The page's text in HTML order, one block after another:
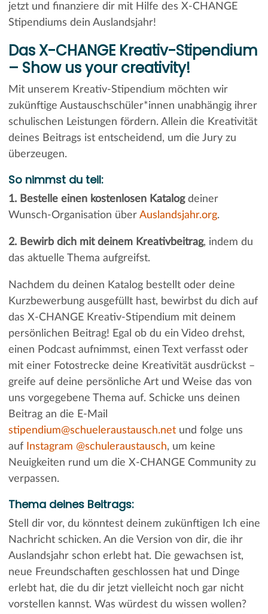
jetzt und finanziere dir mit Hilfe des X-CHANGE
Stipendiums dein Auslandsjahr!
Das X-CHANGE Kreativ-Stipendium
– Show us your creativity!
Mit unserem Kreativ-Stipendium möchten wir
zukünftige Austauschschüler*innen unabhängig ihrer
schulischen Leistungen fördern. Allein die Kreativität
deines Beitrags ist entscheidend, um die Jury zu
überzeugen.
So nimmst du teil:
1. Bestelle einen kostenlosen Katalogdeiner
Wunsch-Organisation über Auslandsjahr.org.
2. Bewirb dich mit deinem Kreativbeitrag, indem du
das aktuelle Thema aufgreifst.
Nachdem du deinen Katalog bestellt oder deine
Kurzbewerbung ausgefüllt hast, bewirbst du dich auf
das X-CHANGE Kreativ-Stipendium mit deinem
persönlichen Beitrag! Egal ob du ein Video drehst,
einen Podcast aufnimmst, einen Text verfasst oder
mit einer Fotostrecke deine Kreativität ausdrückst –
greife auf deine persönliche Art und Weise das von
uns vorgegebene Thema auf. Schicke uns deinen
Beitrag an die E-Mail
stipendium@schueleraustausch.netund folge uns
auf
Instagram @schuleraustausch, um keine
Neuigkeiten rund um die X-CHANGE Community zu
verpassen.
Thema deines Beitrags:
Stell dir vor, du könntest deinem zukünftigen Ich eine
Nachricht schicken. An die Version von dir, die ihr
Auslandsjahr schon erlebt hat. Die gewachsen ist,
neue Freundschaften geschlossen hat und Dinge
erlebt hat, die du dir jetzt vielleicht noch gar nicht
vorstellen kannst. Was würdest du wissen wollen?